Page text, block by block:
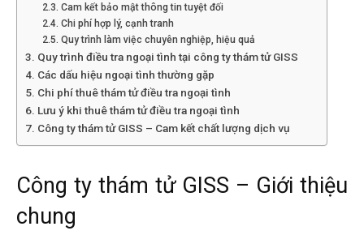
Cam kết bảo mật thông tin tuyệt đối
Chi phí hợp lý, cạnh tranh
Quy trình làm việc chuyên nghiệp, hiệu quả
Quy trình điều tra ngoại tình tại công ty thám tử GISS
Các dấu hiệu ngoại tình thường gặp
Chi phí thuê thám tử điều tra ngoại tình
Lưu ý khi thuê thám tử điều tra ngoại tình
Công ty thám tử GISS – Cam kết chất lượng dịch vụ
Công ty thám tử GISS – Giới thiệu
chung